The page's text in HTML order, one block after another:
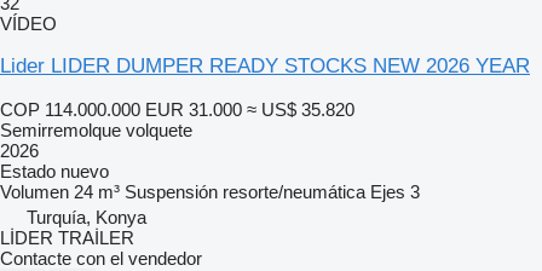
VÍDEO
Lider LIDER DUMPER READY STOCKS NEW 2026 YEAR
COP 114.000.000 EUR 31.000 ≈ US$ 35.820
Semirremolque volquete
2026
Estado nuevo
Volumen 24 m³ Suspensión resorte/neumática Ejes 3
Turquía, Konya
LİDER TRAİLER
Contacte con el vendedor